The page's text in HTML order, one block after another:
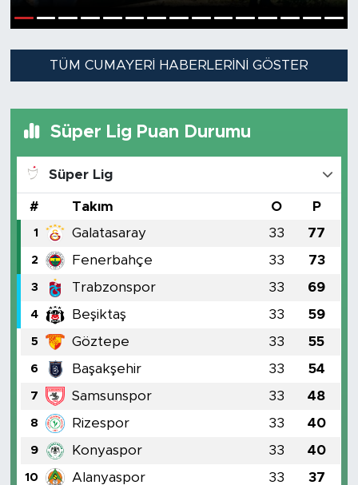
TÜM CUMAYERI HABERLERINI GÖSTER
Süper Lig Puan Durumu
Süper Lig
# Takım O P
1 Galatasaray 33 77
2 Fenerbahçe 33 73
3 Trabzonspor 33 69
4 Beşiktaş 33 59
5 Göztepe 33 55
6 Başakşehir 33 54
7 Samsunspor 33 48
8 Rizespor 33 40
9 Konyaspor 33 40
10 Alanyaspor 33 37